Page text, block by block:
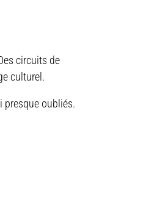
circuits de
culturel.
presque oubliés.